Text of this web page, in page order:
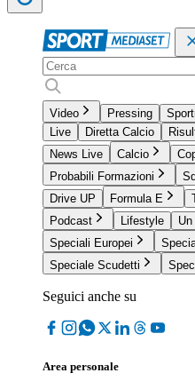
Video Pressing
Live
Diretta Calcio
News Live
Calcio
Probabili Formazioni
Drive UP
Formula E
Podcast
Lifestyle
Speciali Europei
Speciale Scudetti
Seguici anche su
Area personale